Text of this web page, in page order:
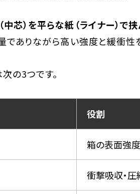
中芯）を平らな紙（ライナー）で
でありながら高い強度と緩衝性
の3つです。
役割
箱の表面強
衝撃吸収・